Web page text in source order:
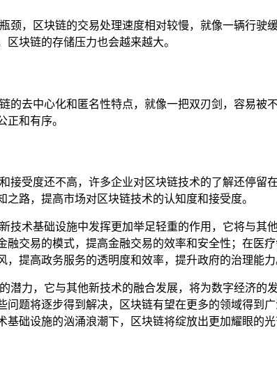
颈，区块链的交易处理速度相对较慢，就像一辆行驶
块链的存储压力也会越来越大。
的去中心化和匿名性特点，就像一把双刃剑，容易被
和有序。
受度还不高，许多企业对区块链技术的了解还停留
路，提高市场对区块链技术的认知度和接受度。
技术基础设施中发挥更加举足轻重的作用，它将与其
交易的模式，提高金融交易的效率和安全性；在医
提高政务服务的透明度和效率，提升政府的治理能力
潜力，它与其他新技术的融合发展，将为数字经济的
题将逐步得到解决，区块链有望在更多的领域得到
础设施的汹涌浪潮下，区块链将绽放出更加耀眼的光